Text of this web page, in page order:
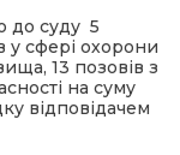
до суду 5
у сфері охорони
13 позовів з
на суму
відповідачем